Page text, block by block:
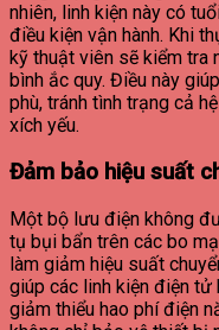
nhiên, linh kiện này có
điều kiện vận hành. Khi
kỹ thuật viên sẽ kiểm tra
bình ắc quy. Điều này
phù, tránh tình trạng cả
xích yếu.
Đảm bảo hiệu suất
Một bộ lưu điện không
tụ bụi bẩn trên các bo
làm giảm hiệu suất
giúp các linh kiện điện
giảm thiểu hao phí điện